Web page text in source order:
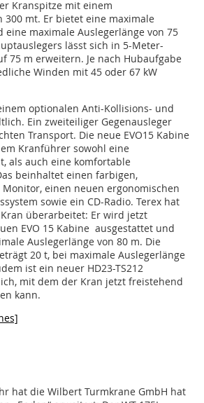
Kranspitze mit einem
300 mt. Er bietet eine maximale
eine maximale Auslegerlänge von 75
lässt sich in 5-Meter-
75 m erweitern. Je nach Hubaufgabe
Winden mit 45 oder 67 kW
optionalen Anti-Kollisions- und
Ein zweiteiliger Gegenausleger
Transport. Die neue EVO15 Kabine
Kranführer sowohl eine
als auch eine komfortable
beinhaltet einen farbigen,
Monitor, einen neuen ergonomischen
sowie ein CD-Radio. Terex hat
Kran überarbeitet: Er wird jetzt
EVO 15 Kabine ausgestattet und
Auslegerlänge von 80 m. Die
20 t, bei maximale Auslegerlänge
ist ein neuer HD23-TS212
mit dem der Kran jetzt freistehend
kann.
hat die Wilbert Turmkrane GmbH hat